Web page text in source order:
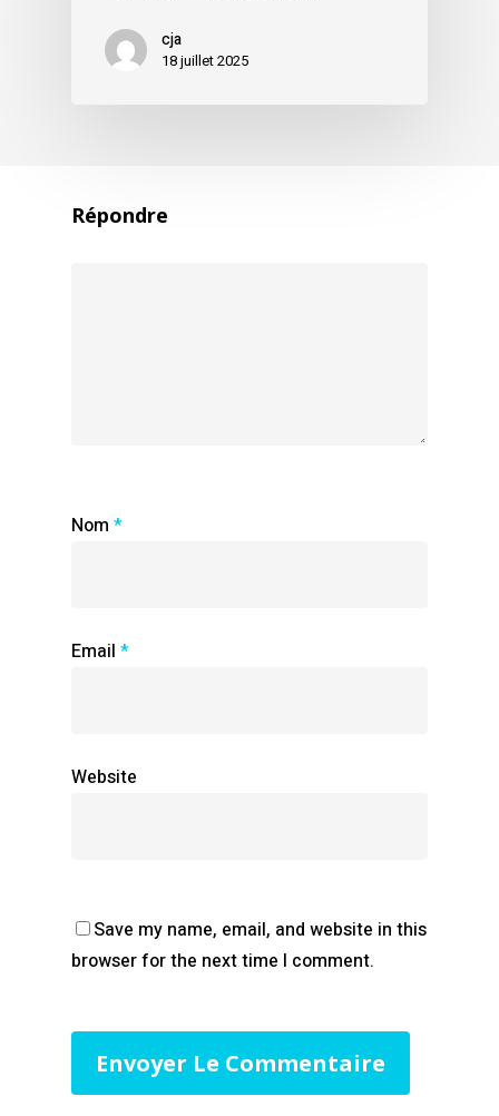
cja
18 juillet 2025
Répondre
Nom *
Email *
Website
Save my name, email, and website in this
browser for the next time I comment.